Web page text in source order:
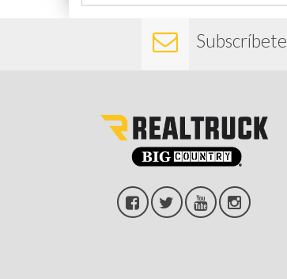
Subscríbete